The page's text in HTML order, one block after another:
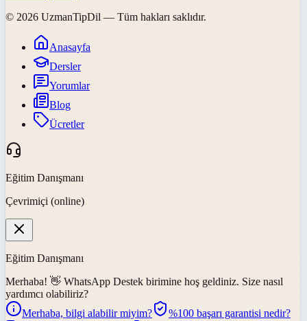
© 2026 UzmanTipDil — Tüm hakları saklıdır.
Anasayfa
Dersler
Yorumlar
Blog
Ücretler
Eğitim Danışmanı
Çevrimiçi (online)
Eğitim Danışmanı
Merhaba! 👋 WhatsApp Destek birimine hoş geldiniz. Size nasıl
yardımcı olabiliriz?
Merhaba, bilgi alabilir miyim?
%100 başarı garantisi nedir?